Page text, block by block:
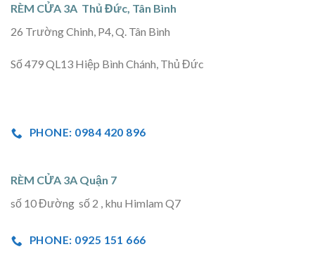
RÈM CỬA 3A Thủ Đức, Tân Bình
26 Trường Chinh, P4, Q. Tân Bình
Số 479 QL13 Hiệp Bình Chánh, Thủ Đức
PHONE: 0984 420 896
RÈM CỬA 3A Quận 7
số 10 Đường số 2 , khu Himlam Q7
PHONE: 0925 151 666